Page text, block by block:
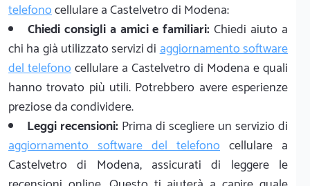
telefonocellulare a Castelvetro di Modena:
Chiedi consigli a amici e familiari: Chiedi aiuto a
chi ha già utilizzato servizi diaggiornamento software
del telefonocellulare a Castelvetro di Modena e quali
hanno trovato più utili. Potrebbero avere esperienze
preziose da condividere.
Leggi recensioni: Prima di scegliere un servizio di
aggiornamento software del telefono cellulare a
Castelvetro di Modena, assicurati di leggere le